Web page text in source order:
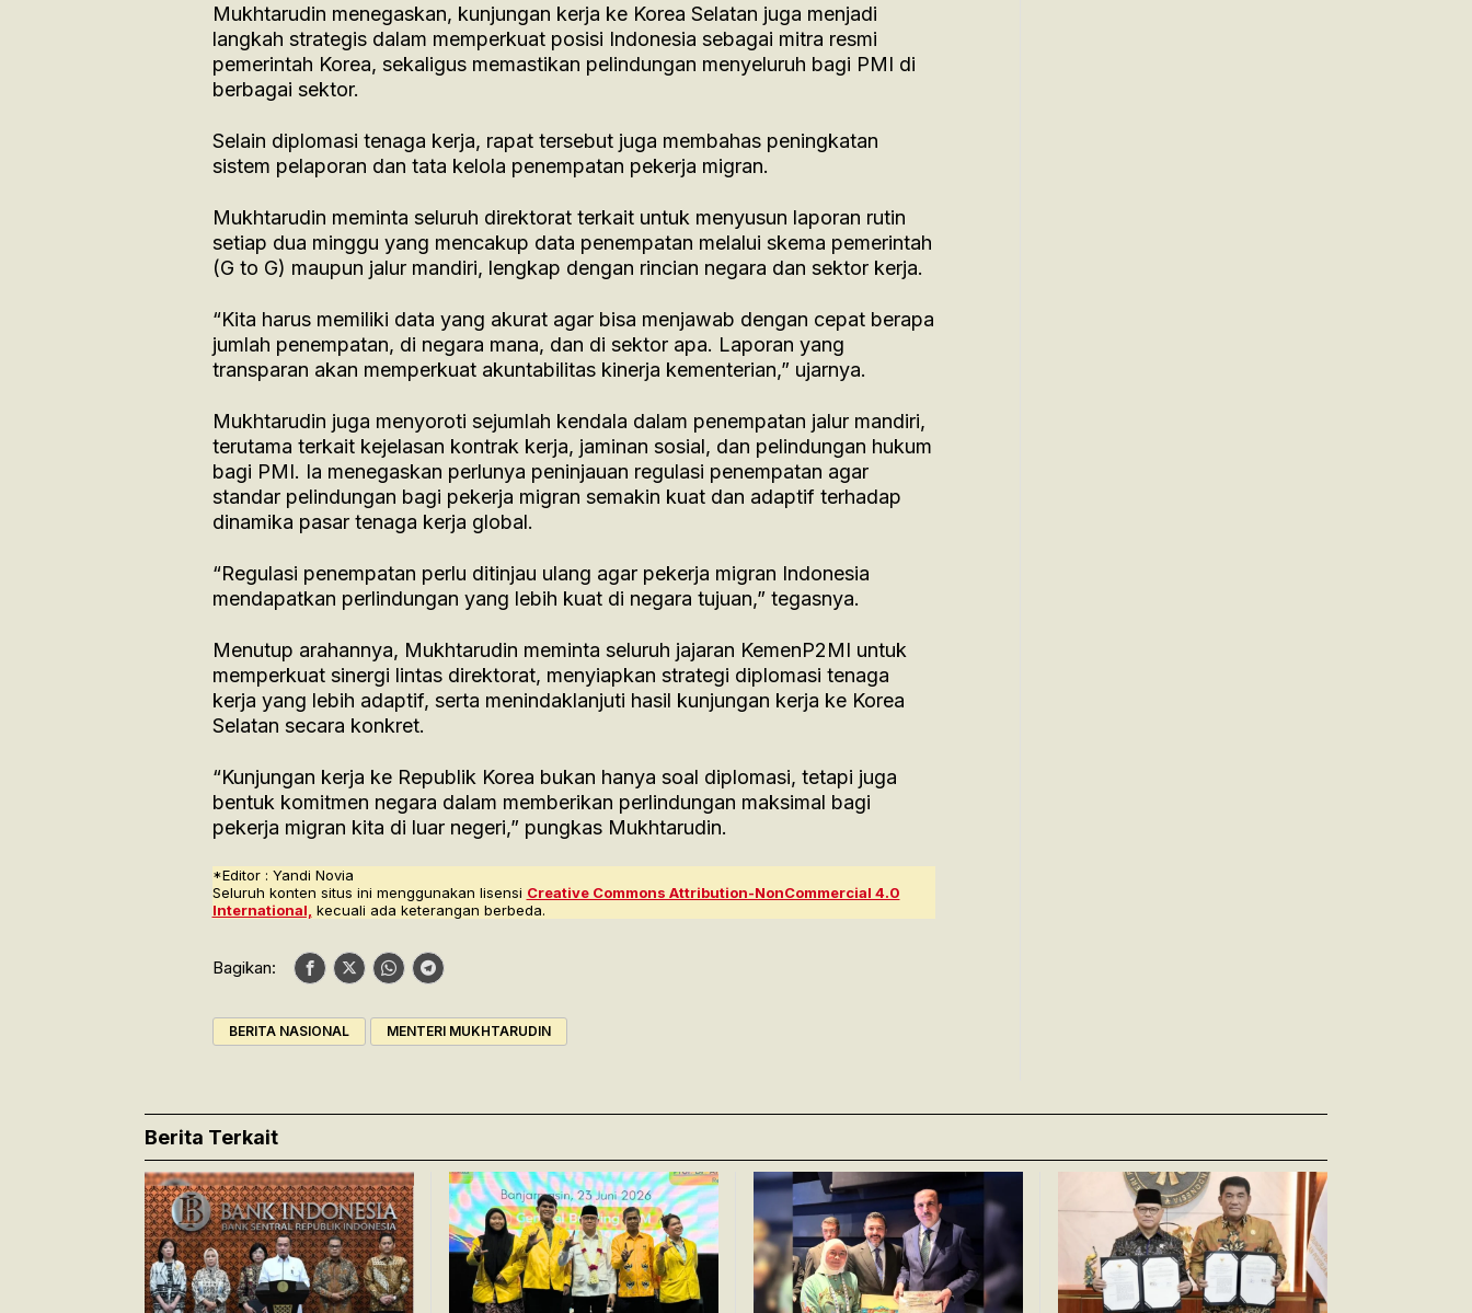
Mukhtarudin menegaskan, kunjungan kerja ke Korea Selatan juga menjadi
langkah strategis dalam memperkuat posisi Indonesia sebagai mitra resmi
pemerintah Korea, sekaligus memastikan pelindungan menyeluruh bagi PMI di
berbagai sektor.
Selain diplomasi tenaga kerja, rapat tersebut juga membahas peningkatan
sistem pelaporan dan tata kelola penempatan pekerja migran.
Mukhtarudin meminta seluruh direktorat terkait untuk menyusun laporan rutin
setiap dua minggu yang mencakup data penempatan melalui skema pemerintah
(G to G) maupun jalur mandiri, lengkap dengan rincian negara dan sektor kerja.
“Kita harus memiliki data yang akurat agar bisa menjawab dengan cepat berapa
jumlah penempatan, di negara mana, dan di sektor apa. Laporan yang
transparan akan memperkuat akuntabilitas kinerja kementerian,” ujarnya.
Mukhtarudin juga menyoroti sejumlah kendala dalam penempatan jalur mandiri,
terutama terkait kejelasan kontrak kerja, jaminan sosial, dan pelindungan hukum
bagi PMI. Ia menegaskan perlunya peninjauan regulasi penempatan agar
standar pelindungan bagi pekerja migran semakin kuat dan adaptif terhadap
dinamika pasar tenaga kerja global.
“Regulasi penempatan perlu ditinjau ulang agar pekerja migran Indonesia
mendapatkan perlindungan yang lebih kuat di negara tujuan,” tegasnya.
Menutup arahannya, Mukhtarudin meminta seluruh jajaran KemenP2MI untuk
memperkuat sinergi lintas direktorat, menyiapkan strategi diplomasi tenaga
kerja yang lebih adaptif, serta menindaklanjuti hasil kunjungan kerja ke Korea
Selatan secara konkret.
“Kunjungan kerja ke Republik Korea bukan hanya soal diplomasi, tetapi juga
bentuk komitmen negara dalam memberikan perlindungan maksimal bagi
pekerja migran kita di luar negeri,” pungkas Mukhtarudin.
*Editor : Yandi Novia
Seluruh konten situs ini menggunakan lisensi Creative Commons Attribution-NonCommercial 4.0
International, kecuali ada keterangan berbeda.
Bagikan:
BERITA NASIONAL MENTERI MUKHTARUDIN
Berita Terkait